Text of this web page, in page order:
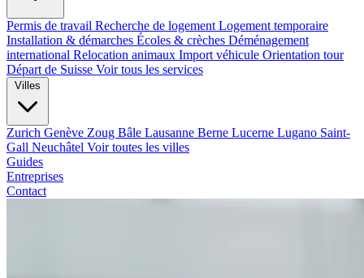
Permis de travail Recherche de logement Logement temporaire
Installation & démarches Écoles & crèches Déménagement
international Relocation animaux Import véhicule Orientation tour
Départ de Suisse Voir tous les services
Villes
Zurich Genève Zoug Bâle Lausanne Berne Lucerne Lugano Saint-
Gall Neuchâtel Voir toutes les villes
Guides
Entreprises
Contact